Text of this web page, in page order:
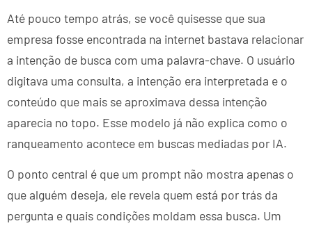
Até pouco tempo atrás, se você quisesse que sua
empresa fosse encontrada na internet bastava relacionar
a intenção de busca com uma palavra-chave. O usuário
digitava uma consulta, a intenção era interpretada e o
conteúdo que mais se aproximava dessa intenção
aparecia no topo. Esse modelo já não explica como o
ranqueamento acontece em buscas mediadas por IA.
O ponto central é que um prompt não mostra apenas o
que alguém deseja, ele revela quem está por trás da
pergunta e quais condições moldam essa busca. Um